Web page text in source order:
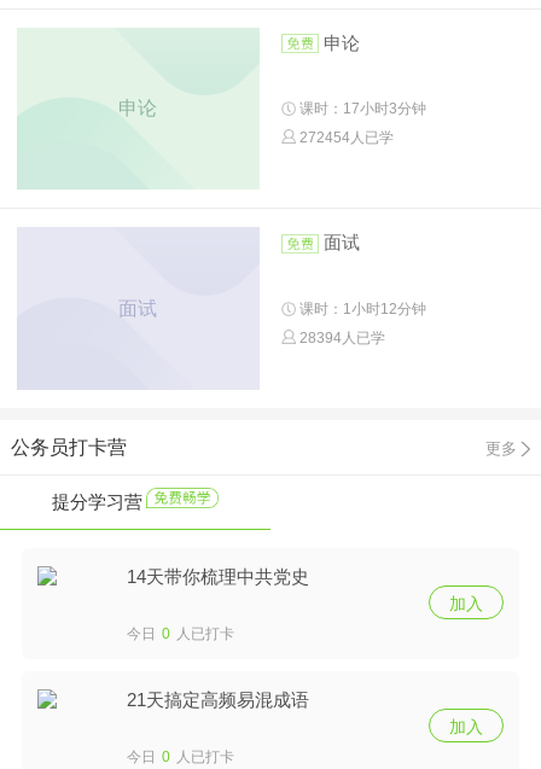
申论
申论
课时：17小时3分钟
272454人已学
面试
面试
课时：1小时12分钟
28394人已学
公务员打卡营 更多
提分学习营
14天带你梳理中共党史
今日 0 人已打卡
加入
21天搞定高频易混成语
今日 0 人已打卡
加入